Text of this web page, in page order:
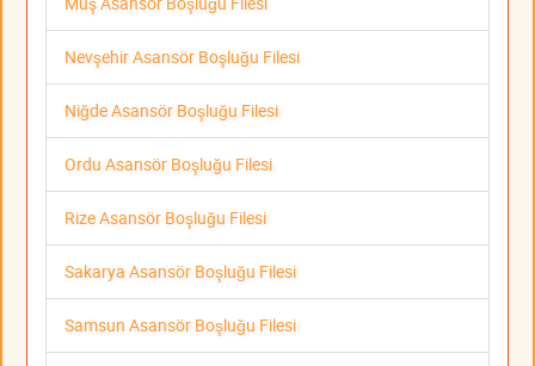
Nevşehir Asansör Boşluğu Filesi
Niğde Asansör Boşluğu Filesi
Ordu Asansör Boşluğu Filesi
Rize Asansör Boşluğu Filesi
Sakarya Asansör Boşluğu Filesi
Samsun Asansör Boşluğu Filesi